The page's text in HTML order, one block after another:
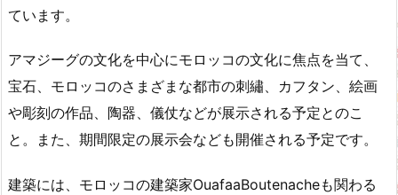
ています。
アマジーグの文化を中心にモロッコの文化に焦点を当て、
宝石、モロッコのさまざまな都市の刺繡、カフタン、絵画
や彫刻の作品、陶器、儀仗などが展示される予定とのこ
と。また、期間限定の展示会なども開催される予定です。
建築には、モロッコの建築家OuafaaBoutenacheも関わる